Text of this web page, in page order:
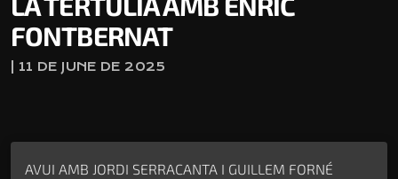
FONTBERNAT
| 11 DE JUNE DE 2025
AVUI AMB JORDI SERRACANTA I GUILLEM FORNÉ